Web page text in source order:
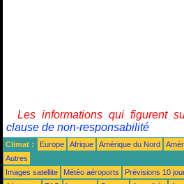
Les informations qui figurent
clause de non-responsabilité
Climat : Europe Afrique Amérique du Nord
Autres
Images satellite
Météo aéroports Prévisions 10